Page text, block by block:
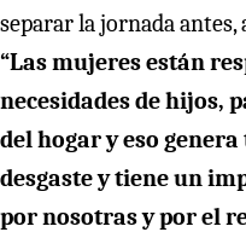
separar la jornada antes,
“Las mujeres están
necesidades de hijos,
del hogar y eso
desgaste y tiene un
por nosotras y por el